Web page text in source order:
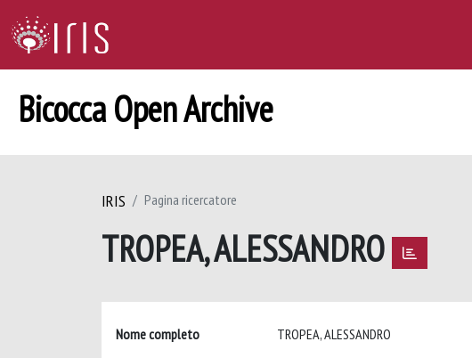
Bicocca Open Archive
IRIS Pagina ricercatore
TROPEA, ALESSANDRO
Nome completo TROPEA, ALESSANDRO